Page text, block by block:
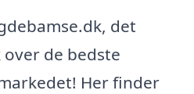
det
de bedste
Her finder